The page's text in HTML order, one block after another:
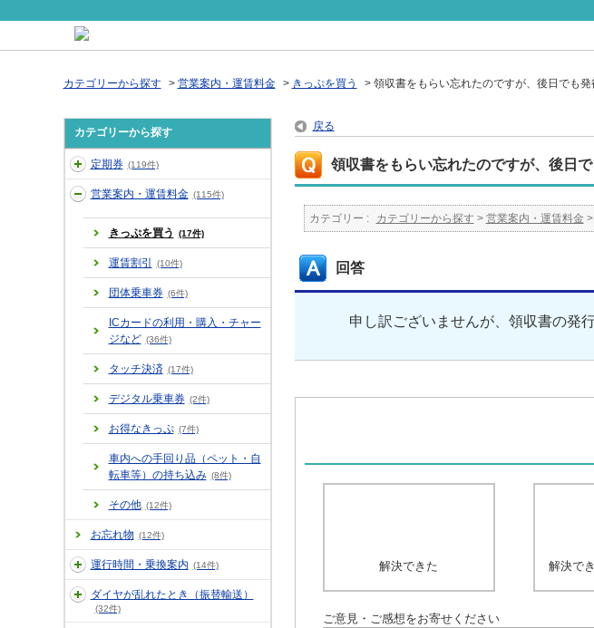
カテゴリーから探す > 営業案内・運賃料金 > きっぷを買う > 領収書をもらい忘れたのですが、後日でも
カテゴリーから探す
定期券 (119件)
営業案内・運賃料金 (115件)
きっぷを買う (17件)
運賃割引 (10件)
団体乗車券 (6件)
ICカードの利用・購入・チャー
ジなど (36件)
タッチ決済 (17件)
デジタル乗車券 (2件)
お得なきっぷ (7件)
車内への手回り品（ペット・自
転車等）の持ち込み (8件)
その他 (12件)
お忘れ物 (12件)
運行時間・乗換案内 (14件)
ダイヤが乱れたとき（振替輸送）
(32件)
戻る
領収書をもらい忘れたのですが、後日
カテゴリー : カテゴリーから探す > 営業案内・運賃料金 >
回答
申し訳ございませんが、領収書の発
解決できた 解決で
ご意見・ご感想をお寄せください